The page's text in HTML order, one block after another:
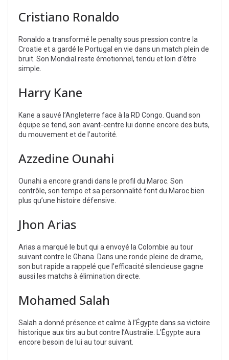
Cristiano Ronaldo
Ronaldo a transformé le penalty sous pression contre la
Croatie et a gardé le Portugal en vie dans un match plein de
bruit. Son Mondial reste émotionnel, tendu et loin d’être
simple.
Harry Kane
Kane a sauvé l’Angleterre face à la RD Congo. Quand son
équipe se tend, son avant-centre lui donne encore des buts,
du mouvement et de l’autorité.
Azzedine Ounahi
Ounahi a encore grandi dans le profil du Maroc. Son
contrôle, son tempo et sa personnalité font du Maroc bien
plus qu’une histoire défensive.
Jhon Arias
Arias a marqué le but qui a envoyé la Colombie au tour
suivant contre le Ghana. Dans une ronde pleine de drame,
son but rapide a rappelé que l’efficacité silencieuse gagne
aussi les matchs à élimination directe.
Mohamed Salah
Salah a donné présence et calme à l’Égypte dans sa victoire
historique aux tirs au but contre l’Australie. L’Égypte aura
encore besoin de lui au tour suivant.